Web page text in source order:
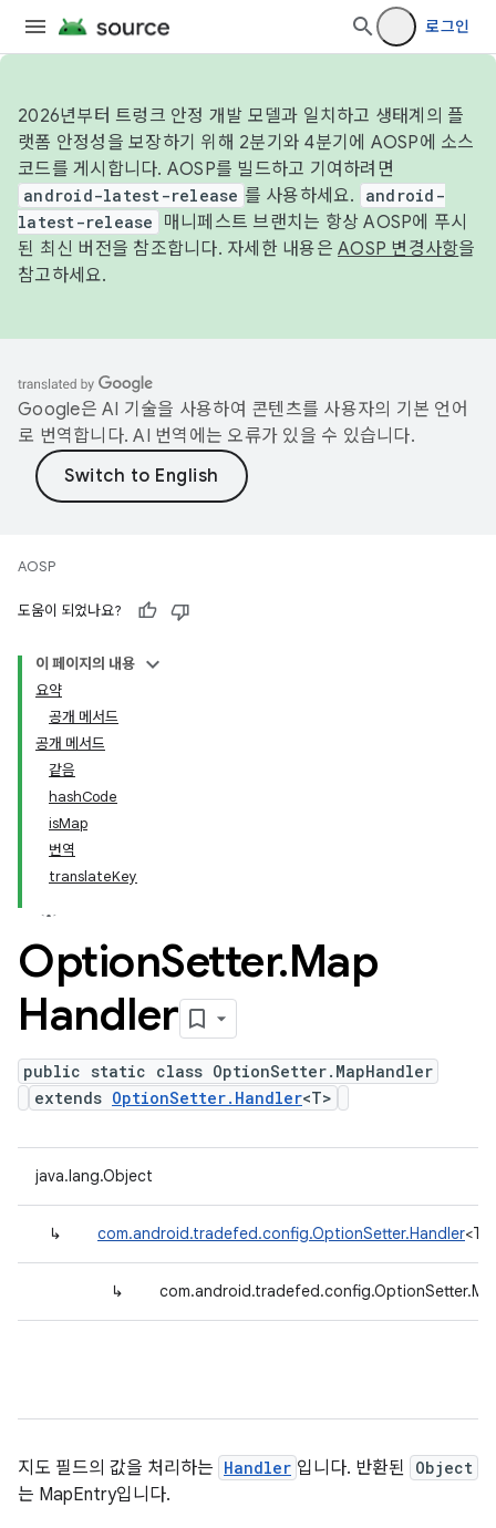
로그인
2026년부터 트렁크 안정 개발 모델과 일치하고 생태계의 플
랫폼 안정성을 보장하기 위해 2분기와 4분기에 AOSP에 소스
코드를 게시합니다. AOSP를 빌드하고 기여하려면
android-latest-release 를 사용하세요.
android-
latest-release
매니페스트 브랜치는 항상 AOSP에 푸시
된 최신 버전을 참조합니다. 자세한 내용은 AOSP 변경사항을
참고하세요.
Google은 AI 기술을 사용하여 콘텐츠를 사용자의 기본 언어
로 번역합니다. AI 번역에는 오류가 있을 수 있습니다.
AOSP
도움이 되었나요?
이 페이지의 내용
요약
공개 메서드
공개 메서드
같음
hashCode
isMap
번역
translateKey
OptionSetter.Map
Handler
public static class OptionSetter.MapHandler
extends OptionSetter.Handler<T>
java.lang.Object
↳ com.android.tradefed.config.OptionSetter.Handler<T>
↳
지도 필드의 값을 처리하는 Handler 입니다. 반환된 Object
는 MapEntry입니다.